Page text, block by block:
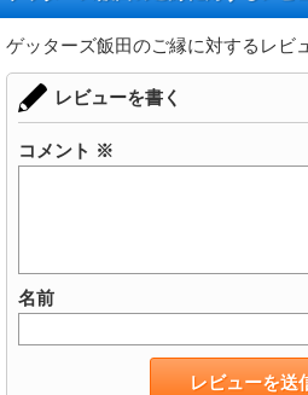
ゲッターズ飯田のご縁に対するレビ
レビューを書く
コメント ※
名前